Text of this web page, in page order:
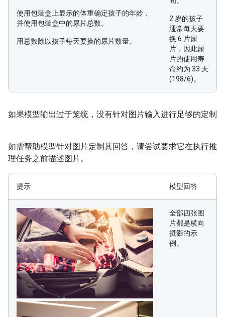
使用包装盒上显示的体重确定孩子的年龄，
并使用包装盒中的尿片总数。
用总数除以孩子每天要换的尿片数量。
2 岁的孩子
通常每天要
换 6 片尿
片，因此尿
片的使用寿
命约为 33 天
(198/6)。
如果模型输出过于笼统，没有针对图片输入进行足够的定制
如需帮助模型针对图片定制其回答，请尝试要求它在执行推
理任务之前描述图片。
提示 模型回答
全部四张图
片都是横向
摄影的示
例。